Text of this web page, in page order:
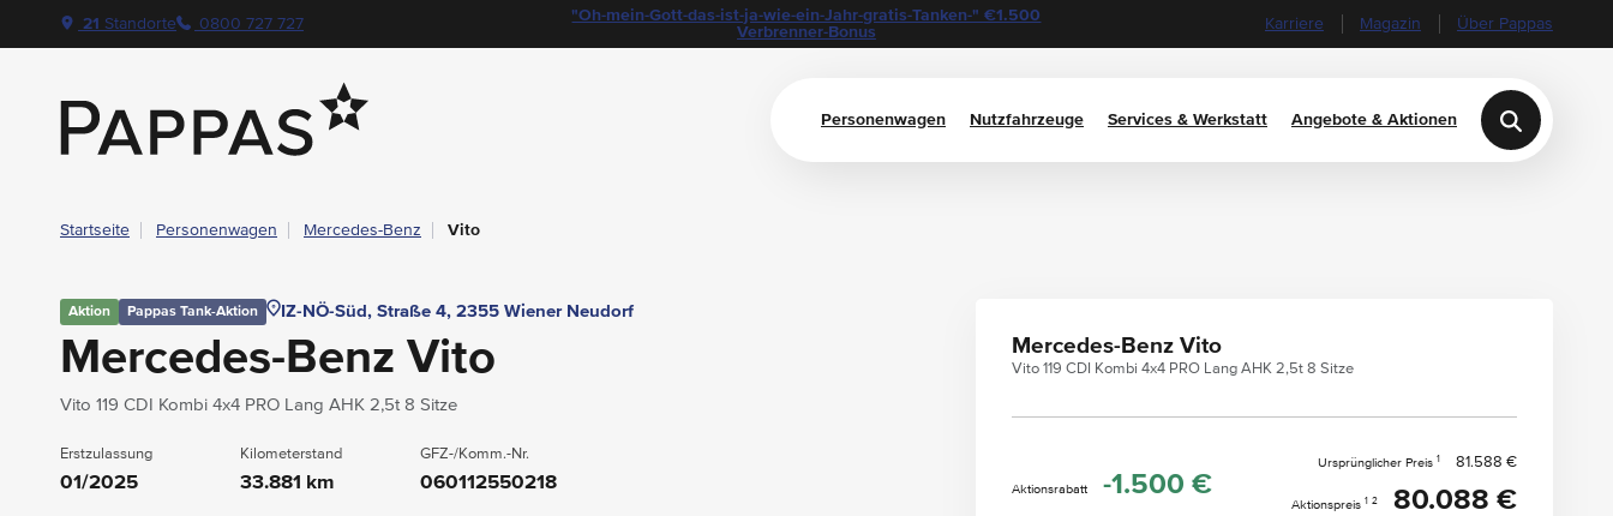
Navigation überspringen
Zum Hauptcontent
Zur Hauptnavigation springen
layout.table-of-content
Technische Daten
Fahrzeugausstattung
Aktionen
Beispielangebot
Standort & Ansprechpartner
Das könnte Sie auch interessieren
Angebote & Aktionen bei Pappas
21 Standorte 0800 727 727
"Oh-mein-Gott-das-ist-ja-wie-ein-Jahr-gratis-Tanken-" €1.500
Verbrenner-Bonus
Karriere Magazin Über Pappas
Personenwagen Nutzfahrzeuge Services & Werkstatt Angebote & Aktionen
Startseite Personenwagen Mercedes-Benz Vito
Aktion Pappas Tank-Aktion IZ-NÖ-Süd, Straße 4, 2355 Wiener Neudorf
Mercedes-Benz Vito
Vito 119 CDI Kombi 4x4 PRO Lang AHK 2,5t 8 Sitze
Erstzulassung
01/2025
Kilometerstand
33.881 km
GFZ-/Komm.-Nr.
060112550218
Mercedes-Benz Vito
Vito 119 CDI Kombi 4x4 PRO Lang AHK 2,5t 8 Sitze
Aktionsrabatt -1.500 €
Ursprünglicher Preis 1 81.588 €
Aktionspreis 1 2 80.088 €